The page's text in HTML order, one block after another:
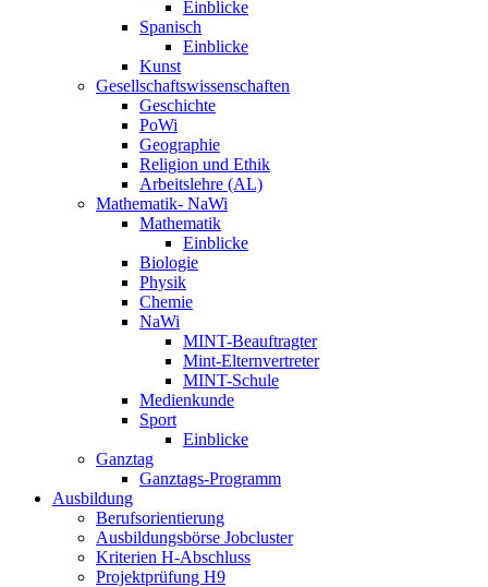
Einblicke
Spanisch
Einblicke
Kunst
Gesellschaftswissenschaften
Geschichte
PoWi
Geographie
Religion und Ethik
Arbeitslehre (AL)
Mathematik- NaWi
Mathematik
Einblicke
Biologie
Physik
Chemie
NaWi
MINT-Beauftragter
Mint-Elternvertreter
MINT-Schule
Medienkunde
Sport
Einblicke
Ganztag
Ganztags-Programm
Ausbildung
Berufsorientierung
Ausbildungsbörse Jobcluster
Kriterien H-Abschluss
Projektprüfung H9